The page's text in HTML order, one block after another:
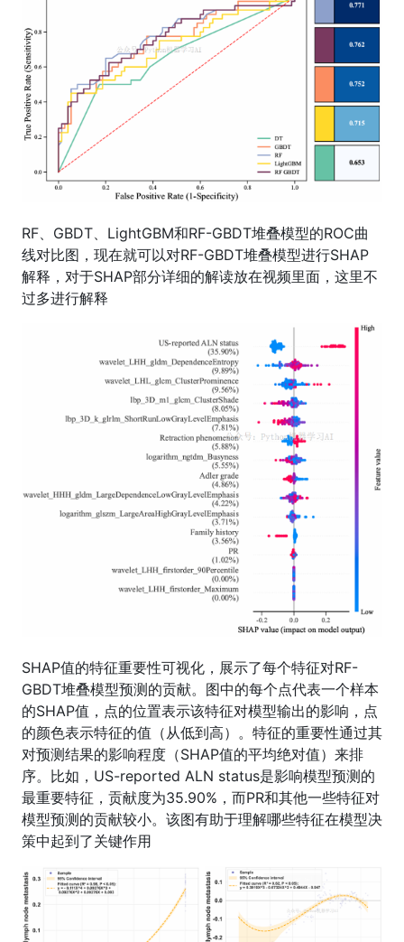
RF、GBDT、LightGBM和RF-GBDT堆叠模型的ROC曲
线对比图，现在就可以对RF-GBDT堆叠模型进行SHAP
解释，对于SHAP部分详细的解读放在视频里面，这里不
过多进行解释
SHAP值的特征重要性可视化，展示了每个特征对RF-
GBDT堆叠模型预测的贡献。图中的每个点代表一个样本
的SHAP值，点的位置表示该特征对模型输出的影响，点
的颜色表示特征的值（从低到高）。特征的重要性通过其
对预测结果的影响程度（SHAP值的平均绝对值）来排
序。比如，US-reported ALN status是影响模型预测的
最重要特征，贡献度为35.90%，而PR和其他一些特征对
模型预测的贡献较小。该图有助于理解哪些特征在模型决
策中起到了关键作用